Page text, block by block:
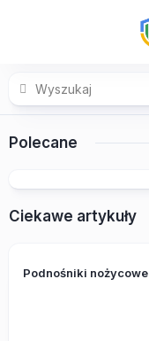
Polecane
Ciekawe artykuły
Podnośniki nożycowe